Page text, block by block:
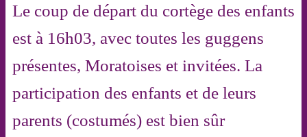
Le coup de départ du cortège des enfants
est à 16h03, avec toutes les guggens
présentes, Moratoises et invitées. La
participation des enfants et de leurs
parents (costumés) est bien sûr